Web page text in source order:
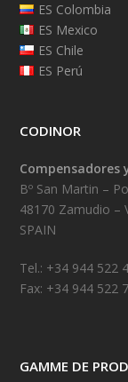
ES Colombia
ES Mexico
ES Chile
ES Perú
CODINOR
Compensadores
Bº San Martin –
48170 Zamudio –
SPAIN
Tel.: +34 944 522
Fax: +34 944 522
GAMME DE